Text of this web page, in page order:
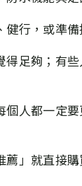
行，或準
得足夠；有
個人都一定
」就直接